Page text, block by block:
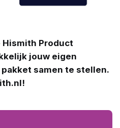
Hismith Product
jouw eigen
samen te stellen.